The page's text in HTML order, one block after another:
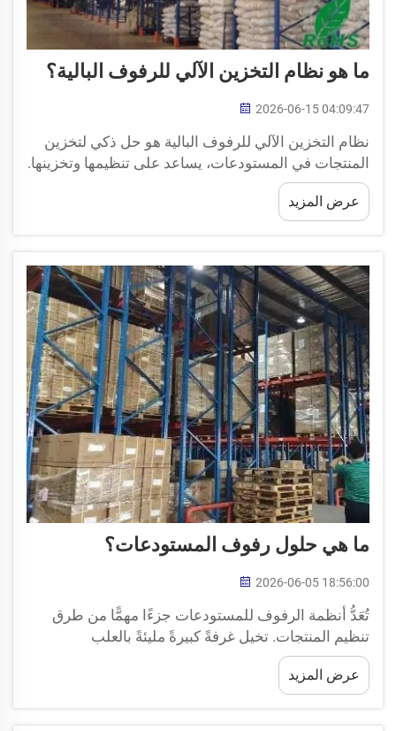
ما هو نظام التخزين الآلي للرفوف البالية؟
2026-06-15 04:09:47
نظام التخزين الآلي للرفوف البالية هو حل ذكي لتخزين
المنتجات في المستودعات، يساعد على تنظيمها وتخزينها.
ويستخدم هذا النظام الروبوتات لتحريك البالات — وهي
تلك الألواح المسطحة المستخدمة لنقل البضائع — مع
الحد الأدنى من العمل اليدوي. تخيّل غرفةً ضخمةً مليئة
عرض المزيد
ما هي حلول رفوف المستودعات؟
2026-06-05 18:56:00
تُعَدُّ أنظمة الرفوف للمستودعات جزءًا مهمًّا من طرق
تنظيم المنتجات. تخيل غرفةً كبيرةً مليئةً بالعلب
والمنتجات في كل مكان؛ فبدون وجود شيءٍ يُثبِّت كل هذه
العناصر في أماكنها، سيتحوَّل المكان بسرعةٍ إلى فوضى
عارمة. وتتكوَّن أنظمة الرفوف من أرفف و...
عرض المزيد